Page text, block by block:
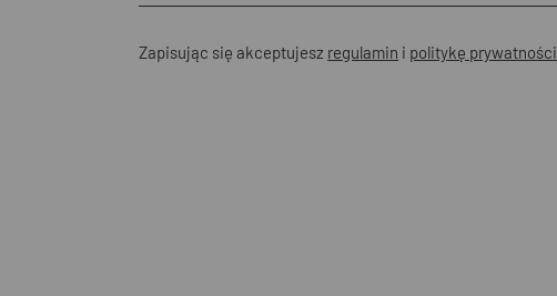
Zapisując się akceptujesz regulamin i politykę prywatności